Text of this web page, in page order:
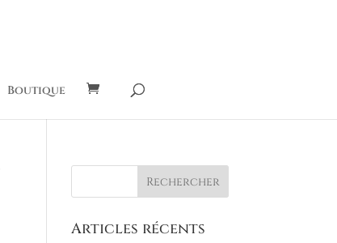
Boutique
Articles récents